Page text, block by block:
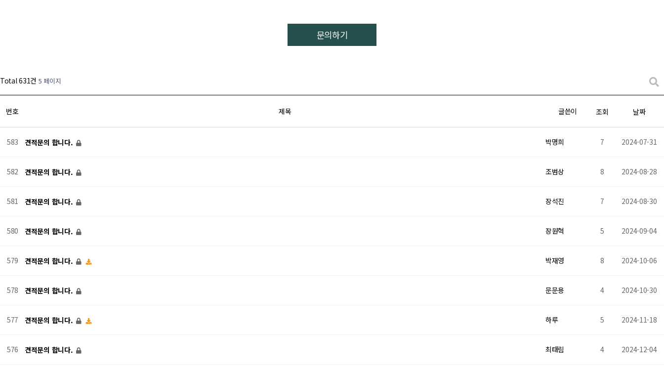
디자인헤이드는(은) 방문객께서 디자인헤이드이(가) 제공하는 서비스를 받는 동안 개인정보를 계속 보유하며 맞춤화된 서비스 제공을 위해 이용하게 됩니다. 다만 방문객께서 탈퇴를 원하시거나 디자인헤이드 약관에 의거 방
문객자격 상실의 경우에는 등록된 방문객의 정보는 완전히 삭제되며 어떠한 용도로도 열람 또는 이용할 수 없도록 처리됩니다.
Total 631건 5 페이지
번호 제목 글쓴이 조회 날짜
583 견적문의 합니다. 박명희 7 2024-07-31
582 견적문의 합니다. 조범상 8 2024-08-28
581 견적문의 합니다. 장석진 7 2024-08-30
580 견적문의 합니다. 장원혁 5 2024-09-04
579 견적문의 합니다. 박재영 8 2024-10-06
578 견적문의 합니다. 문문용 4 2024-10-30
577 견적문의 합니다. 하루 5 2024-11-18
576 견적문의 합니다. 최태림 4 2024-12-04